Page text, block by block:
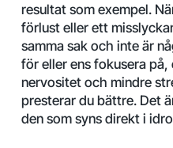
resultat som exempel.
förlust eller ett
samma sak och inte är
för eller ens fokusera
nervositet och mindre
presterar du bättre. Det
den som syns direkt i